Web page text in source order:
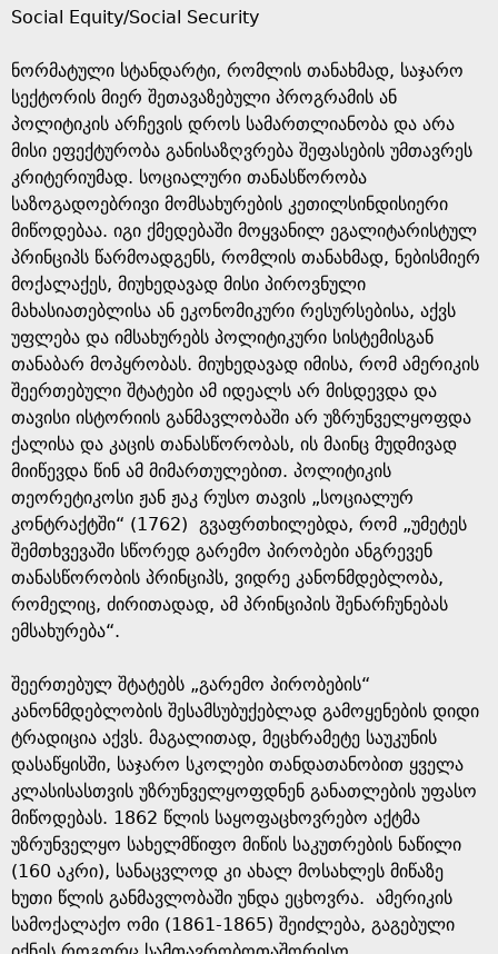
g
e
Social Equity/Social Security
ნორმატული სტანდარტი, რომლის თანახმად, საჯარო
სექტორის მიერ შეთავაზებული პროგრამის ან
პოლიტიკის არჩევის დროს სამართლიანობა და არა
მისი ეფექტურობა განისაზღვრება შეფასების უმთავრეს
კრიტერიუმად. სოციალური თანასწორობა
საზოგადოებრივი მომსახურების კეთილსინდისიერი
მიწოდებაა. იგი ქმედებაში მოყვანილ ეგალიტარისტულ
პრინციპს წარმოადგენს, რომლის თანახმად, ნებისმიერ
მოქალაქეს, მიუხედავად მისი პიროვნული
მახასიათებლისა ან ეკონომიკური რესურსებისა, აქვს
უფლება და იმსახურებს პოლიტიკური სისტემისგან
თანაბარ მოპყრობას. მიუხედავად იმისა, რომ ამერიკის
შეერთებული შტატები ამ იდეალს არ მისდევდა და
თავისი ისტორიის განმავლობაში არ უზრუნველყოფდა
ქალისა და კაცის თანასწორობას, ის მაინც მუდმივად
მიიწევდა წინ ამ მიმართულებით. პოლიტიკის
თეორეტიკოსი ჟან ჟაკ რუსო თავის „სოციალურ
კონტრაქტში“ (1762) გვაფრთხილებდა, რომ „უმეტეს
შემთხვევაში სწორედ გარემო პირობები ანგრევენ
თანასწორობის პრინციპს, ვიდრე კანონმდებლობა,
რომელიც, ძირითადად, ამ პრინციპის შენარჩუნებას
ემსახურება“.
შეერთებულ შტატებს „გარემო პირობების“
კანონმდებლობის შესამსუბუქებლად გამოყენების დიდი
ტრადიცია აქვს. მაგალითად, მეცხრამეტე საუკუნის
დასაწყისში, საჯარო სკოლები თანდათანობით ყველა
კლასისასთვის უზრუნველყოფდნენ განათლების უფასო
მიწოდებას. 1862 წლის საყოფაცხოვრებო აქტმა
უზრუნველყო სახელმწიფო მიწის საკუთრების ნაწილი
(160 აკრი), სანაცვლოდ კი ახალ მოსახლეს მიწაზე
ხუთი წლის განმავლობაში უნდა ეცხოვრა. ამერიკის
სამოქალაქო ომი (1861-1865) შეიძლება, გაგებული